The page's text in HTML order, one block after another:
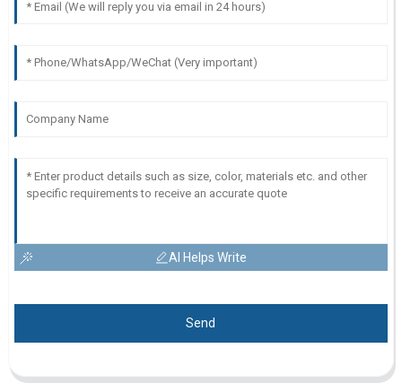
AI Helps Write
Send